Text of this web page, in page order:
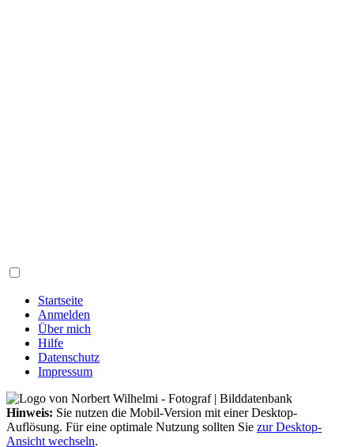
Startseite
Anmelden
Über mich
Hilfe
Datenschutz
Impressum
Hinweis: Sie nutzen die Mobil-Version mit einer Desktop-
Auflösung. Für eine optimale Nutzung sollten Sie zur Desktop-
Ansicht wechseln.